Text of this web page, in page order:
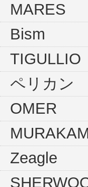
フィン
ウェットスーツ
インナー
グローブ
バッグ
ウェイト
ナイフ
ドライフード
フードベスト
メッシュバッグ
ウェイトベルト
アンクルウェイト
ウェイトベスト
水中ライト
MARES
Bism
TIGULLIO
ペリカン
OMER
Zeagle